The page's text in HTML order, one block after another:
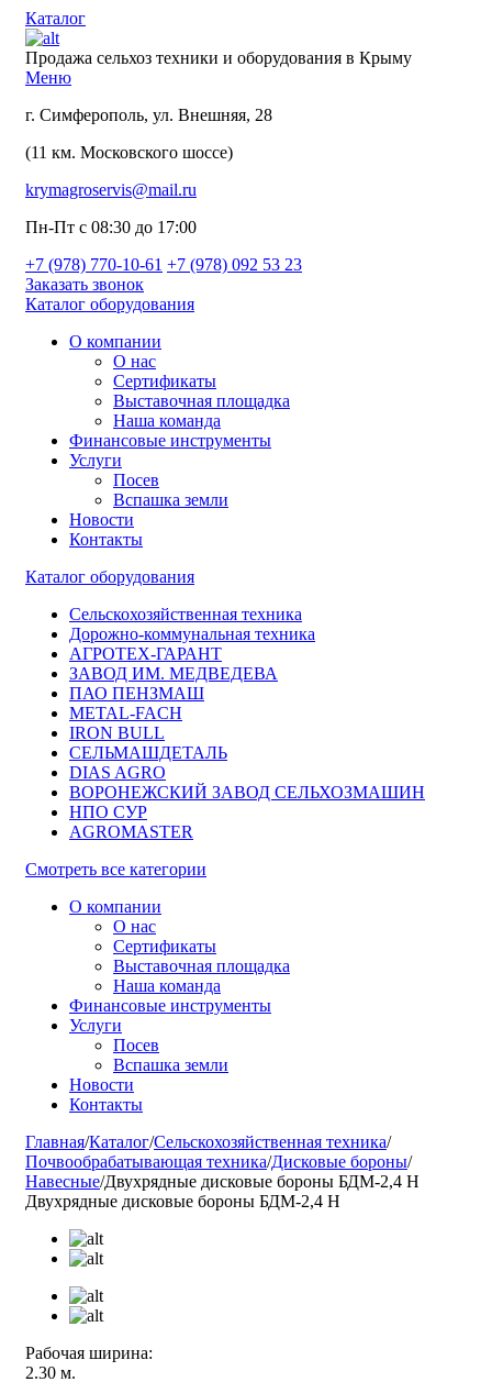
Каталог
Продажа сельхоз техники и оборудования в Крыму
Меню
г. Симферополь, ул. Внешняя, 28
(11 км. Московского шоссе)
krymagroservis@mail.ru
Пн-Пт с 08:30 до 17:00
+7 (978) 770-10-61 +7 (978) 092 53 23
Заказать звонок
Каталог оборудования
О компании
О нас
Сертификаты
Выставочная площадка
Наша команда
Финансовые инструменты
Услуги
Посев
Вспашка земли
Новости
Контакты
Каталог оборудования
Сельскохозяйственная техника
Дорожно-коммунальная техника
АГРОТЕХ-ГАРАНТ
ЗАВОД ИМ. МЕДВЕДЕВА
ПАО ПЕНЗМАШ
METAL-FACH
IRON BULL
СЕЛЬМАШДЕТАЛЬ
DIAS AGRO
ВОРОНЕЖСКИЙ ЗАВОД СЕЛЬХОЗМАШИН
НПО СУР
AGROMASTER
Смотреть все категории
О компании
О нас
Сертификаты
Выставочная площадка
Наша команда
Финансовые инструменты
Услуги
Посев
Вспашка земли
Новости
Контакты
Главная/Каталог/Сельскохозяйственная техника/
Почвообрабатывающая техника/Дисковые бороны/
Навесные/Двухрядные дисковые бороны БДМ-2,4 Н
Двухрядные дисковые бороны БДМ-2,4 Н
Рабочая ширина:
2.30 м.